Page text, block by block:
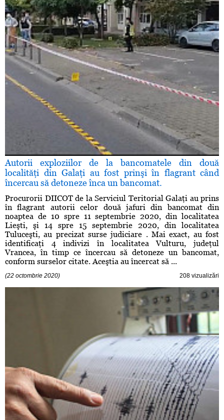
Autorii exploziilor de la bancomatele din două
localităţi din Galaţi au fost prinşi în flagrant când
încercau să detoneze înca un bancomat.
Procurorii DIICOT de la Serviciul Teritorial Galaţi au prins
în flagrant autorii celor două jafuri din bancomat din
noaptea de 10 spre 11 septembrie 2020, din localitatea
Lieşti, şi 14 spre 15 septembrie 2020, din localitatea
Tuluceşti, au precizat surse judiciare . Mai exact, au fost
identificaţi 4 indivizi în localitatea Vulturu, judeţul
Vrancea, în timp ce încercau să detoneze un bancomat,
conform surselor citate. Aceştia au încercat să ...
(22 octombrie 2020) 208 vizualizări